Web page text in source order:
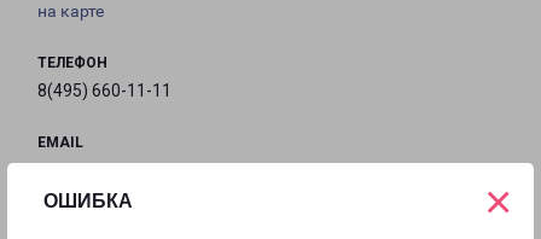
ОШИБКА ×
на карте
ТЕЛЕФОН
8(495) 660-11-11
EMAIL